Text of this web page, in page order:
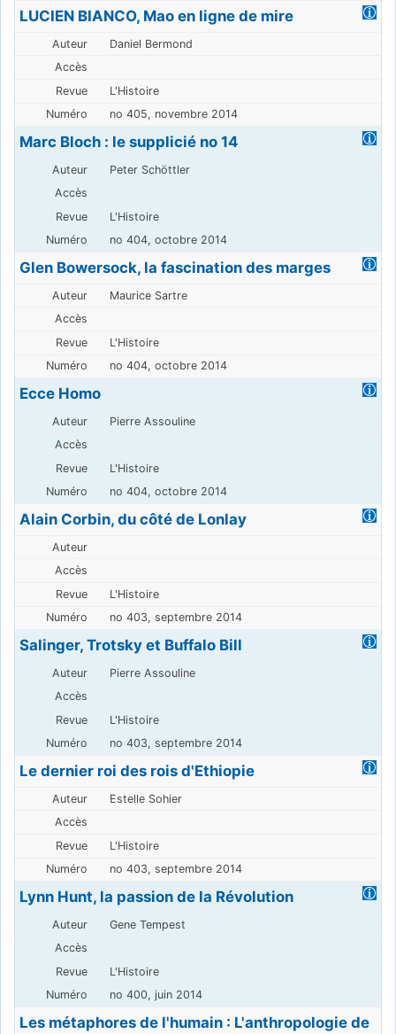
LUCIEN BIANCO, Mao en ligne de mire
Daniel Bermond
L'Histoire
no 405, novembre 2014
Marc Bloch : le supplicié no 14
Peter Schöttler
L'Histoire
no 404, octobre 2014
Glen Bowersock, la fascination des marges
Maurice Sartre
L'Histoire
no 404, octobre 2014
Ecce Homo
Pierre Assouline
L'Histoire
no 404, octobre 2014
Alain Corbin, du côté de Lonlay
L'Histoire
no 403, septembre 2014
Salinger, Trotsky et Buffalo Bill
Pierre Assouline
L'Histoire
no 403, septembre 2014
Le dernier roi des rois d'Ethiopie
Estelle Sohier
L'Histoire
no 403, septembre 2014
Lynn Hunt, la passion de la Révolution
Gene Tempest
L'Histoire
no 400, juin 2014
Les métaphores de l'humain : L'anthropologie de